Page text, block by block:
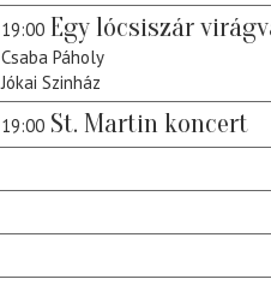
19:00 Egy lócsiszár
Csaba Páholy
Jókai Szinház
19:00 St. Martin koncert